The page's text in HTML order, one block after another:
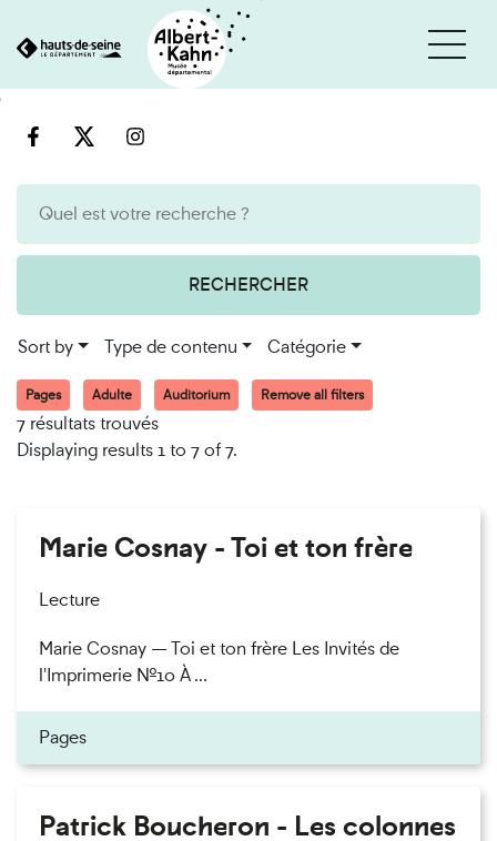
engine
RECHERCHER
Sort by Type de contenu Catégorie
Pages Adulte Auditorium Remove all filters
7 résultats trouvés
Displaying results 1 to 7 of 7.
Marie Cosnay - Toi et ton frère
Lecture
Marie Cosnay — Toi et ton frère Les Invités de
l'Imprimerie n°10 À ...
Pages
Patrick Boucheron - Les colonnes
Cookies management panel